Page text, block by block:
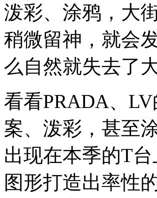
泼彩、涂鸦，大
稍微留神，就会
么自然就失去了
看看PRADA、
案、泼彩，甚至
出现在本季的T
图形打造出率性